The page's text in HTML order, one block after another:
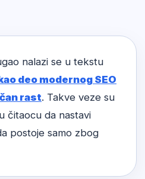
nalazi se u tekstu
deo modernog SEO
rast. Takve veze su
čitaocu da nastavi
postoje samo zbog